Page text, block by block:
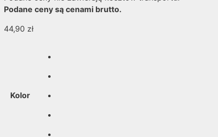
Podane ceny są cenami brutto.
44,90 zł
Kolor